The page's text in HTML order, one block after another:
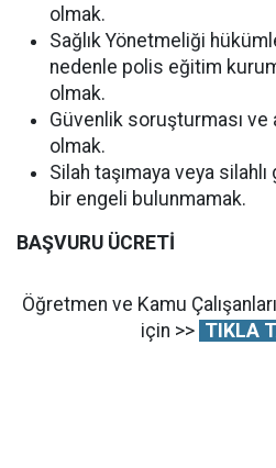
olmak.
Sağlık Yönetmeliği
nedenle polis eğitim
olmak.
Güvenlik soruşturması ve
olmak.
Silah taşımaya veya
bir engeli bulunmamak.
BAŞVURU ÜCRETİ
Öğretmen ve Kamu
için >> TIKLA